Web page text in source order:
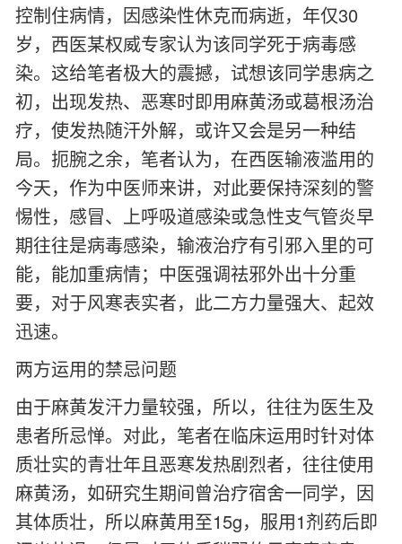
控制住病情，因感染性休克而病逝，年仅30
岁，西医某权威专家认为该同学死于病毒感
染。这给笔者极大的震撼，试想该同学患病之
初，出现发热、恶寒时即用麻黄汤或葛根汤治
疗，使发热随汗外解，或许又会是另一种结
局。扼腕之余，笔者认为，在西医输液滥用的
今天，作为中医师来讲，对此要保持深刻的警
惕性，感冒、上呼吸道感染或急性支气管炎早
期往往是病毒感染，输液治疗有引邪入里的可
能，能加重病情；中医强调祛邪外出十分重
要，对于风寒表实者，此二方力量强大、起效
迅速。
两方运用的禁忌问题
由于麻黄发汗力量较强，所以，往往为医生及
患者所忌惮。对此，笔者在临床运用时针对体
质壮实的青壮年且恶寒发热剧烈者，往往使用
麻黄汤，如研究生期间曾治疗宿舍一同学，因
其体质壮，所以麻黄用至15g，服用1剂药后即